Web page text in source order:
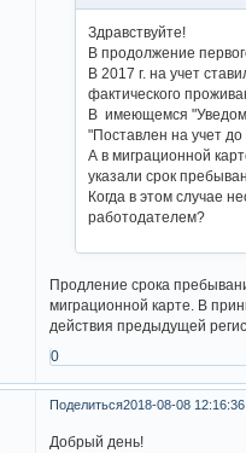
Здравствуйте!
В продолжение
В 2017 г. на учет
фактического
В имеющемся
"Поставлен на учет до
А в миграционной
указали срок
Когда в этом случае
работодателем?
Продление срока
миграционной карте. В
действия предыдущей
0
Поделиться2018-08-08 12:16:36
Добрый день!